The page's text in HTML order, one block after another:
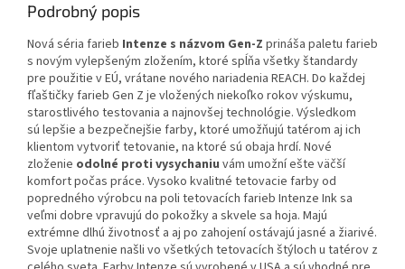
Podrobný popis
Nová séria farieb Intenze s názvom Gen-Z prináša paletu farieb
s novým vylepšeným zložením, ktoré spĺňa všetky štandardy
pre použitie v EÚ, vrátane nového nariadenia REACH. Do každej
fľaštičky farieb Gen Z je vložených niekoľko rokov výskumu,
starostlivého testovania a najnovšej technológie. Výsledkom
sú lepšie a bezpečnejšie farby, ktoré umožňujú tatérom aj ich
klientom vytvoriť tetovanie, na ktoré sú obaja hrdí. Nové
zloženie odolné proti vysychaniu vám umožní ešte väčší
komfort počas práce. Vysoko kvalitné tetovacie farby od
popredného výrobcu na poli tetovacích farieb Intenze Ink sa
veľmi dobre vpravujú do pokožky a skvele sa hoja. Majú
extrémne dlhú životnosť a aj po zahojení ostávajú jasné a žiarivé.
Svoje uplatnenie našli vo všetkých tetovacích štýloch u tatérov z